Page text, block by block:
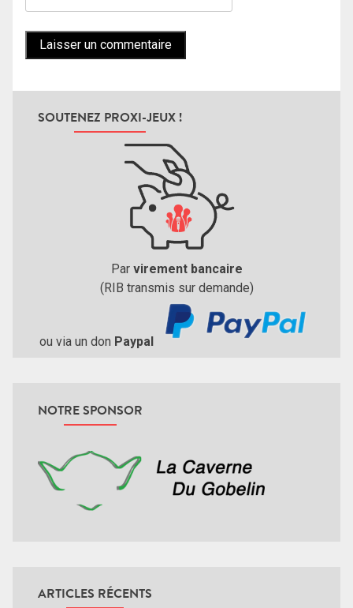
SOUTENEZ PROXI-JEUX !
Par virement bancaire
(RIB transmis sur demande)
ou via un don Paypal
NOTRE SPONSOR
ARTICLES RÉCENTS